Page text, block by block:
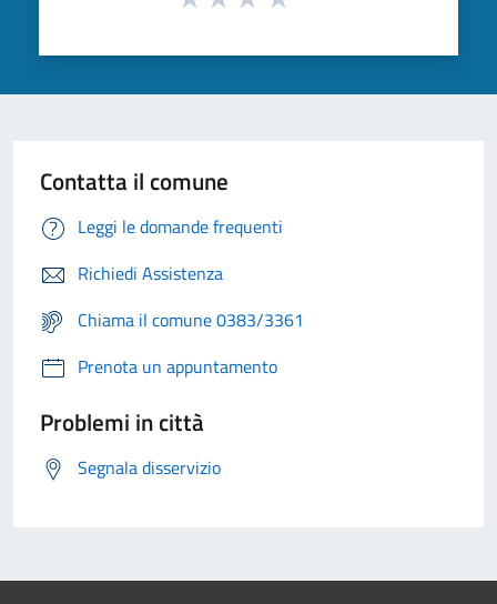
Contatta il comune
Leggi le domande frequenti
Richiedi Assistenza
Chiama il comune 0383/3361
Prenota un appuntamento
Problemi in città
Segnala disservizio